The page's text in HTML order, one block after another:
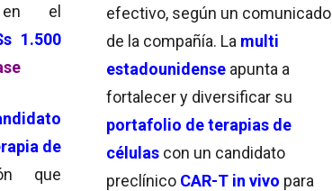
efectivo, según un comunicado
de la compañía. La multi
estadounidense apunta a
fortalecer y diversificar su
portafolio de terapias de
células con un candidato
preclínico CAR-T in vivo para
en el
1.500
de
que